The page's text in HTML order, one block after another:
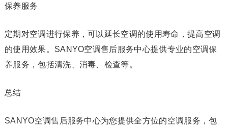
保养服务
定期对空调进行保养，可以延长空调的使用寿命，提高空调
的使用效果。SANYO空调售后服务中心提供专业的空调保
养服务，包括清洗、消毒、检查等。
总结
SANYO空调售后服务中心为您提供全方位的空调服务，包